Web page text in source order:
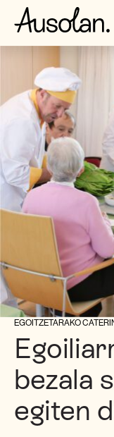
EGOITZETARAKO
bezala
egiten